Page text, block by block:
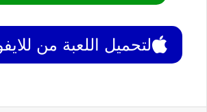
لتحميل اللعبة من